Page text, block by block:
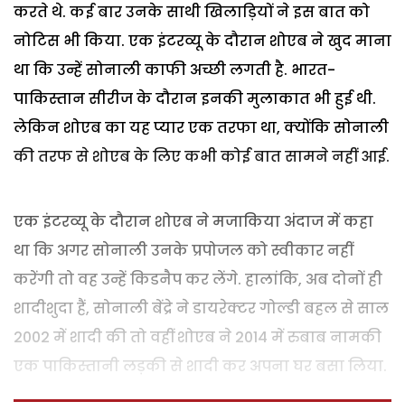
करते थे. कई बार उनके साथी खिलाड़ियों ने इस बात को
नोटिस भी किया. एक इंटरव्यू के दौरान शोएब ने खुद माना
था कि उन्हें सोनाली काफी अच्छी लगती है. भारत-
पाकिस्तान सीरीज के दौरान इनकी मुलाकात भी हुई थी.
लेकिन शोएब का यह प्यार एक तरफा था, क्योंकि सोनाली
की तरफ से शोएब के लिए कभी कोई बात सामने नहीं आई.
एक इंटरव्यू के दौरान शोएब ने मजाकिया अंदाज में कहा
था कि अगर सोनाली उनके प्रपोजल को स्वीकार नहीं
करेंगी तो वह उन्हें किडनैप कर लेंगे. हालांकि, अब दोनों ही
शादीशुदा हैं, सोनाली बेंद्रे ने डायरेक्टर गोल्डी बहल से साल
2002 में शादी की तो वहीं शोएब ने 2014 में रुबाब नामकी
एक पाकिस्तानी लड़की से शादी कर अपना घर बसा लिया.